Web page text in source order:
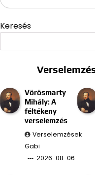
Keresés
Vörösmarty
Mihály: A
féltékeny
verselemzés
Verselemzések
Gabi
2026-08-06